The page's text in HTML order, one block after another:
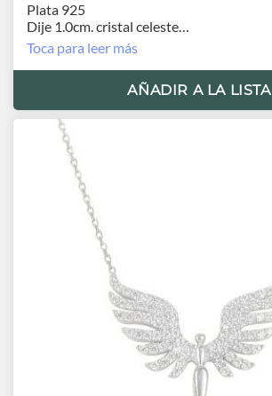
Plata 925
Dije 1.0cm. cristal celeste
Cadena 41cm. con extensión 3.0cm.
Toca para leer más
AÑADIR A LA LISTA